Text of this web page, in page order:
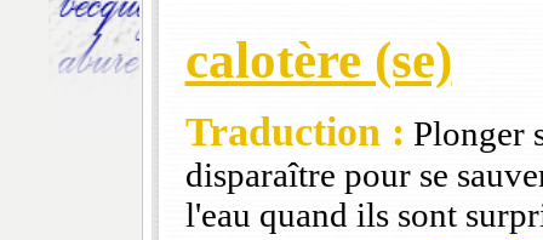
calotère (se)
Traduction : Plonger
disparaître pour se
l'eau quand ils sont